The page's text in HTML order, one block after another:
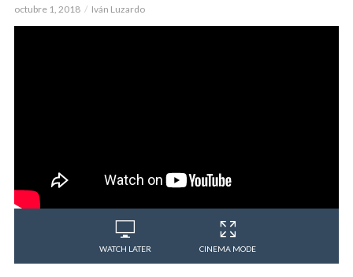
octubre 1, 2018 Iván Luzardo
WATCH LATER CINEMA MODE